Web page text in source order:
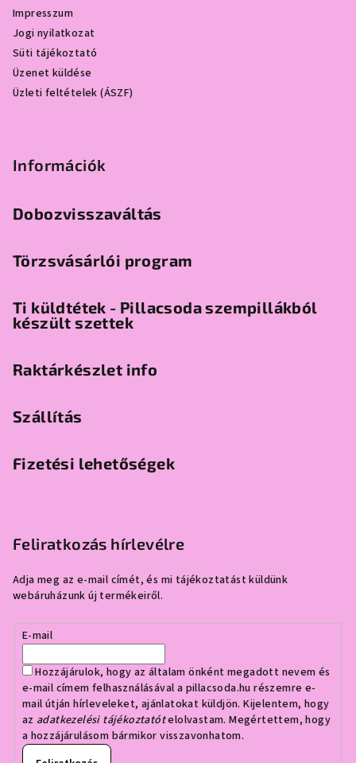
Impresszum
Jogi nyilatkozat
Süti tájékoztató
Üzenet küldése
Üzleti feltételek (ÁSZF)
Információk
Dobozvisszaváltás
Törzsvásárlói program
Ti küldtétek - Pillacsoda szempillákból
készült szettek
Raktárkészlet info
Szállítás
Fizetési lehetőségek
Feliratkozás hírlevélre
Adja meg az e-mail címét, és mi tájékoztatást küldünk
webáruházunk új termékeiről.
E-mail
Hozzájárulok, hogy az általam önként megadott nevem és
e-mail címem felhasználásával a pillacsoda.hu részemre e-
mail útján hírleveleket, ajánlatokat küldjön. Kijelentem, hogy
az adatkezelési tájékoztatótelolvastam. Megértettem, hogy
a hozzájárulásom bármikor visszavonhatom.